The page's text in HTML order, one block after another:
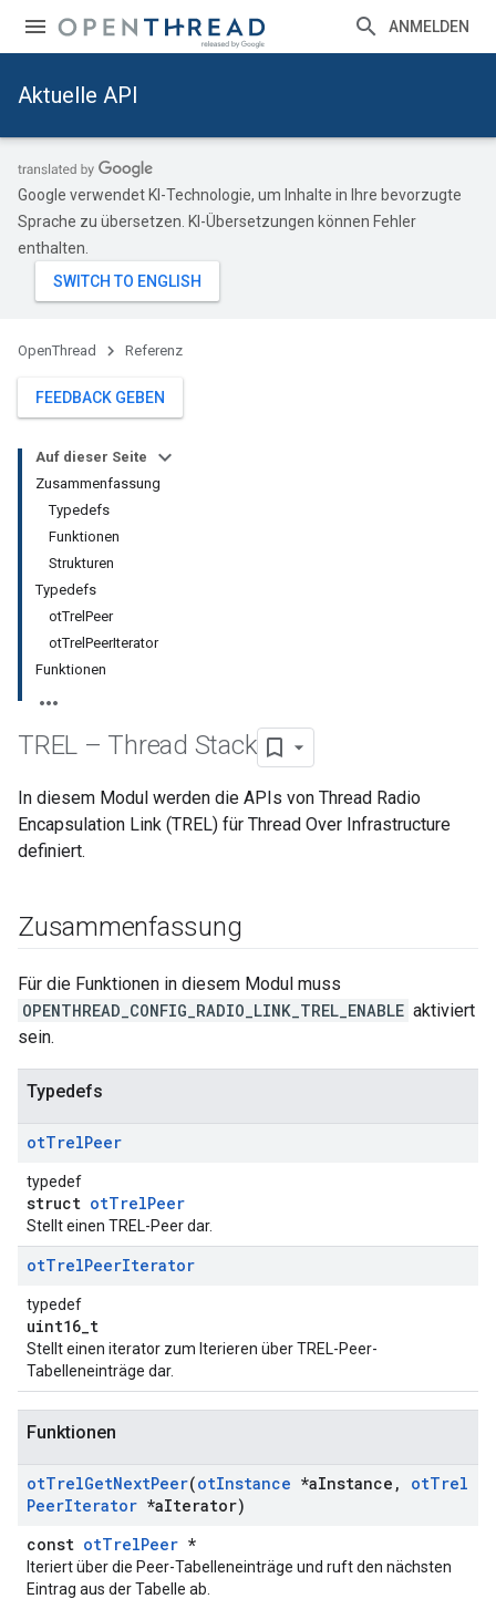
ANMELDEN
Aktuelle API
Google verwendet KI-Technologie, um Inhalte in Ihre bevorzugte
Sprache zu übersetzen. KI-Übersetzungen können Fehler
enthalten.
OpenThread Referenz
FEEDBACK GEBEN
Auf dieser Seite
Zusammenfassung
Typedefs
Funktionen
Strukturen
Typedefs
otTrelPeer
otTrelPeerIterator
Funktionen
TREL – Thread Stack
In diesem Modul werden die APIs von Thread Radio
Encapsulation Link (TREL) für Thread Over Infrastructure
definiert.
Zusammenfassung
Für die Funktionen in diesem Modul muss
OPENTHREAD_CONFIG_RADIO_LINK_TREL_ENABLE aktiviert
sein.
Typedefs
otTrelPeer
typedef
struct otTrelPeer
Stellt einen TREL-Peer dar.
otTrelPeerIterator
typedef
uint16_t
Stellt einen iterator zum Iterieren über TREL-Peer-
Tabelleneinträge dar.
Funktionen
otTrelGetNextPeer(otInstance *aInstance , otTrel
PeerIterator *aIterator)
const otTrelPeer *
Iteriert über die Peer-Tabelleneinträge und ruft den nächsten
Eintrag aus der Tabelle ab.